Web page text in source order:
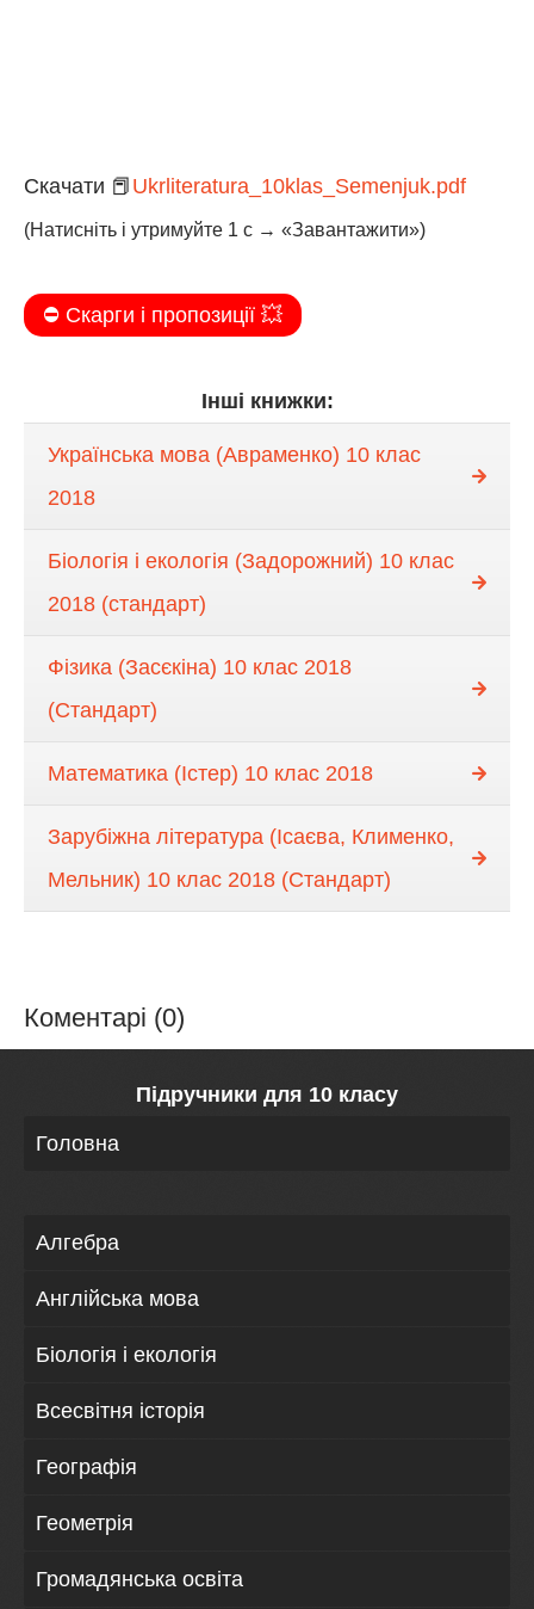
Скачати 📕 Ukrliteratura_10klas_Semenjuk.pdf
(Натисніть і утримуйте 1 с → «Завантажити»)
⛔️ Скарги і пропозиції 💥
Інші книжки:
Українська мова (Авраменко) 10 клас
2018
Біологія і екологія (Задорожний) 10 клас
2018 (стандарт)
Фізика (Засєкіна) 10 клас 2018
(Стандарт)
Математика (Істер) 10 клас 2018
Зарубіжна література (Ісаєва, Клименко,
Мельник) 10 клас 2018 (Стандарт)
Коментарі (0)
Підручники для 10 класу
Головна
Алгебра
Англійська мова
Біологія і екологія
Всесвітня історія
Географія
Геометрія
Громадянська освіта